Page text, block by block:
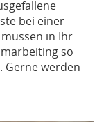
bei einer
in Ihr
so
Gerne werden